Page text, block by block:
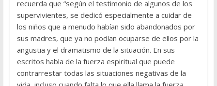
recuerda que “según el testimonio de algunos de los
supervivientes, se dedicó especialmente a cuidar de
los niños que a menudo habían sido abandonados por
sus madres, que ya no podían ocuparse de ellos por la
angustia y el dramatismo de la situación. En sus
escritos habla de la fuerza espiritual que puede
contrarrestar todas las situaciones negativas de la